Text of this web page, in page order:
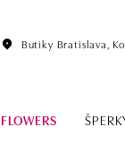
Butiky Bratislava,
FLOWERS